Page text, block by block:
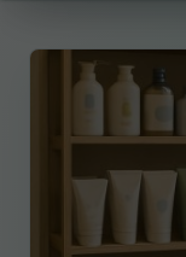
Als meinen